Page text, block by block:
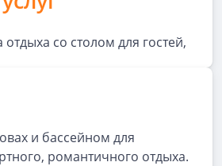
отдыха со столом для гостей,
и бассейном для
романтичного отдыха.